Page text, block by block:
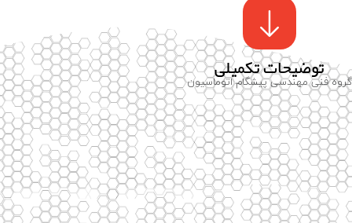
توضیحات تکمیلی
گروه فنی مهندسی پیشگام اتوماسیون